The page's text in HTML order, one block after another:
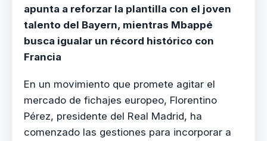
apunta a reforzar la plantilla con el joven
talento del Bayern, mientras Mbappé
busca igualar un récord histórico con
Francia
En un movimiento que promete agitar el
mercado de fichajes europeo, Florentino
Pérez, presidente del Real Madrid, ha
comenzado las gestiones para incorporar a